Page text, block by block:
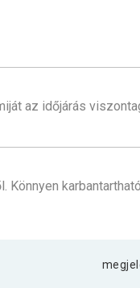
az időjárás